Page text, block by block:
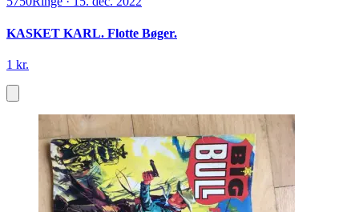
KASKET KARL. Flotte Bøger.
1 kr.